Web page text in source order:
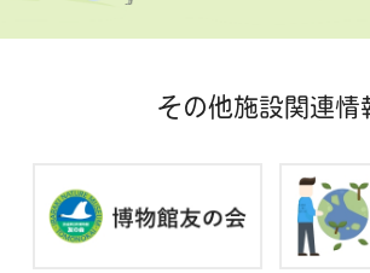
その他施設関連情